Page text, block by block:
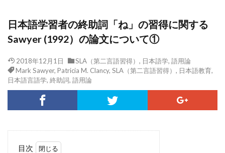
日本語学習者の終助詞「ね」の習得に関する
Sawyer (1992）の論文について①
2018年12月1日 SLA（第二言語習得） , 日本語学, 語用論
Mark Sawyer, Patricia M. Clancy, SLA（第二言語習得） , 日本語教育,
日本語言語学, 終助詞, 語用論
目次